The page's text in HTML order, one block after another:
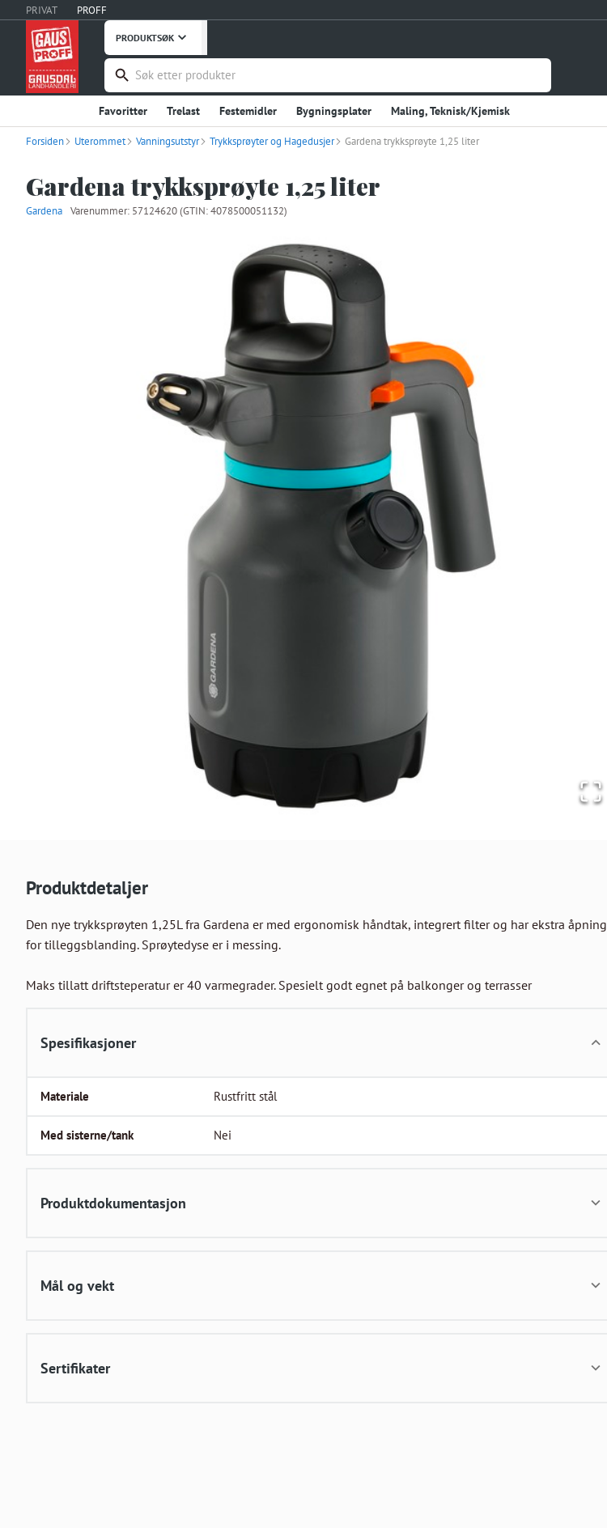
PRIVAT PROFF
PRODUKTSØK
Favoritter Trelast Festemidler Bygningsplater Maling, Teknisk/Kjemisk
Håndverktøy Maskiner, Verktøy Takprodukter Jernvare
Stål og Metaller Innredning Dører Vinduer
Ventilasjon Interiør og Møbler
Industriprodukter
Smøremidler, Olje, Fett Kontorrekvisita og Papir
Forsiden Uterommet Vanningsutstyr Trykksprøyter og Hagedusjer Gardena trykksprøyte 1,25 liter
Gardena trykksprøyte 1,25 liter
Gardena Varenummer: 57124620(GTIN: 4078500051132)
Produktdetaljer
Den nye trykksprøyten 1,25L fra Gardena er med ergonomisk håndtak, integrert filter og har ekstra åpning
for tilleggsblanding. Sprøytedyse er i messing.
Maks tillatt driftsteperatur er 40 varmegrader. Spesielt godt egnet på balkonger og terrasser
Spesifikasjoner
Materiale Rustfritt stål
Med sisterne/tank Nei
Produktdokumentasjon
Mål og vekt
Sertifikater